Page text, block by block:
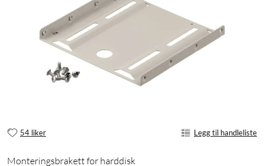
54 liker Legg til handleliste
Monteringsbrakett for harddisk